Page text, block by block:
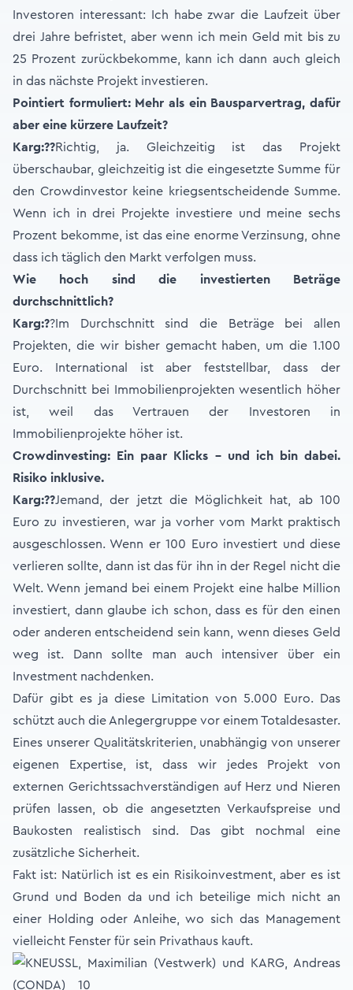
Investoren interessant: Ich habe zwar die Laufzeit über
drei Jahre befristet, aber wenn ich mein Geld mit bis zu
25 Prozent zurückbekomme, kann ich dann auch gleich
in das nächste Projekt investieren.
Pointiert formuliert: Mehr als ein Bausparvertrag, dafür
aber eine kürzere Laufzeit?
Karg:??Richtig, ja. Gleichzeitig ist das Projekt
überschaubar, gleichzeitig ist die eingesetzte Summe für
den Crowdinvestor keine kriegsentscheidende Summe.
Wenn ich in drei Projekte investiere und meine sechs
Prozent bekomme, ist das eine enorme Verzinsung, ohne
dass ich täglich den Markt verfolgen muss.
Wie hoch sind die investierten Beträge
durchschnittlich?
Karg:??Im Durchschnitt sind die Beträge bei allen
Projekten, die wir bisher gemacht haben, um die 1.100
Euro. International ist aber feststellbar, dass der
Durchschnitt bei Immobilienprojekten wesentlich höher
ist, weil das Vertrauen der Investoren in
Immobilienprojekte höher ist.
Crowdinvesting: Ein paar Klicks – und ich bin dabei.
Risiko inklusive.
Karg:??Jemand, der jetzt die Möglichkeit hat, ab 100
Euro zu investieren, war ja vorher vom Markt praktisch
ausgeschlossen. Wenn er 100 Euro investiert und diese
verlieren sollte, dann ist das für ihn in der Regel nicht die
Welt. Wenn jemand bei einem Projekt eine halbe Million
investiert, dann glaube ich schon, dass es für den einen
oder anderen entscheidend sein kann, wenn dieses Geld
weg ist. Dann sollte man auch intensiver über ein
Investment nachdenken.
Dafür gibt es ja diese Limitation von 5.000 Euro. Das
schützt auch die Anlegergruppe vor einem Totaldesaster.
Eines unserer Qualitätskriterien, unabhängig von unserer
eigenen Expertise, ist, dass wir jedes Projekt von
externen Gerichtssachverständigen auf Herz und Nieren
prüfen lassen, ob die angesetzten Verkaufspreise und
Baukosten realistisch sind. Das gibt nochmal eine
zusätzliche Sicherheit.
Fakt ist: Natürlich ist es ein Risikoinvestment, aber es ist
Grund und Boden da und ich beteilige mich nicht an
einer Holding oder Anleihe, wo sich das Management
vielleicht Fenster für sein Privathaus kauft.